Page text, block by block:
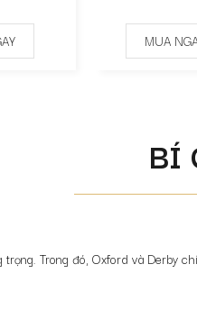
MUA
BÍ
Trong đó, Oxford và Derby